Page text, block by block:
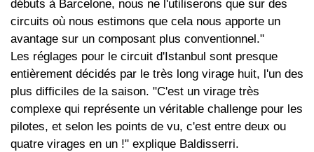
débuts à Barcelone, nous ne l'utiliserons que sur des
circuits où nous estimons que cela nous apporte un
avantage sur un composant plus conventionnel."
Les réglages pour le circuit d'Istanbul sont presque
entièrement décidés par le très long virage huit, l'un des
plus difficiles de la saison. "C'est un virage très
complexe qui représente un véritable challenge pour les
pilotes, et selon les points de vu, c'est entre deux ou
quatre virages en un !" explique Baldisserri.